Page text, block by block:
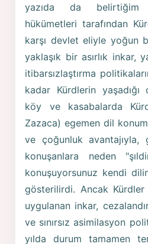
yazıda da belirtiğim
hükümetleri tarafından
karşı devlet eliyle yoğun
yaklaşık bir asırlık inkar,
itibarsızlaştırma
kadar Kürdlerin
köy ve kasabalarda
Zazaca) egemen dil
ve çoğunluk avantajıyla,
konuşanlara neden
konuşuyorsunuz kendi
gösterilirdi. Ancak
uygulanan inkar,
ve sınırsız asimilasyon
yılda durum tamamen